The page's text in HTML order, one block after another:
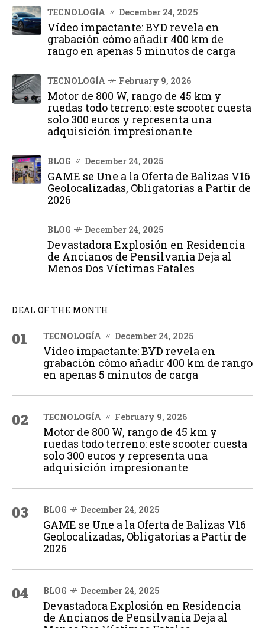
TECNOLOGÍA December 24, 2025
Vídeo impactante: BYD revela en
grabación cómo añadir 400 km de
rango en apenas 5 minutos de carga
TECNOLOGÍA February 9, 2026
Motor de 800 W, rango de 45 km y
ruedas todo terreno: este scooter cuesta
solo 300 euros y representa una
adquisición impresionante
BLOG December 24, 2025
GAME se Une a la Oferta de Balizas V16
Geolocalizadas, Obligatorias a Partir de
2026
BLOG December 24, 2025
Devastadora Explosión en Residencia
de Ancianos de Pensilvania Deja al
Menos Dos Víctimas Fatales
DEAL OF THE MONTH
01 TECNOLOGÍA December 24, 2025
Vídeo impactante: BYD revela en
grabación cómo añadir 400 km de rango
en apenas 5 minutos de carga
02 TECNOLOGÍA February 9, 2026
Motor de 800 W, rango de 45 km y
ruedas todo terreno: este scooter cuesta
solo 300 euros y representa una
adquisición impresionante
03 BLOG December 24, 2025
GAME se Une a la Oferta de Balizas V16
Geolocalizadas, Obligatorias a Partir de
2026
04 BLOG December 24, 2025
Devastadora Explosión en Residencia
de Ancianos de Pensilvania Deja al